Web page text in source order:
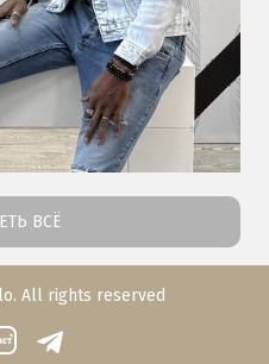
ВСЁ
All rights reserved